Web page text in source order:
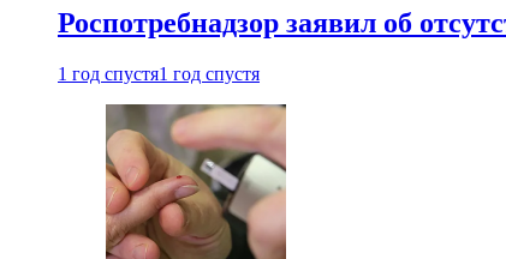
Роспотребнадзор заявил об
1 год спустя1 год спустя